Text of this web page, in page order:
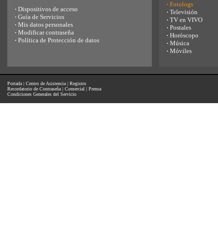
· Dispositivos de acceso
· Guía de Servicios
· Mis datos personales
· Modificar contraseña
· Política de Protección de datos
· Fotologs
· Televisión
· TV en VIVO
· Postales
· Horóscopo
· Música
· Móviles
Portada | Centro de Asistencia | Registro
Recordatorio de Contraseña | Comercial | Prensa
Condiciones Generales del Servicio